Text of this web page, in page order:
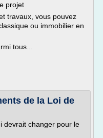
projet
travaux, vous pouvez
ou immobilier en
tous...
de la Loi de
devrait changer pour le